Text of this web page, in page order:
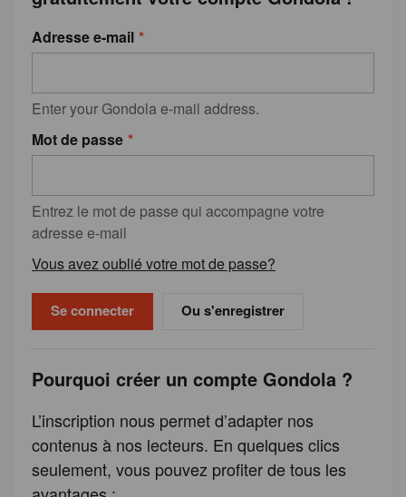
Adresse e-mail
Enter your Gondola e-mail address.
Mot de passe
Entrez le mot de passe qui accompagne votre
adresse e-mail
Vous avez oublié votre mot de passe?
Ou s'enregistrer
Pourquoi créer un compte Gondola ?
L’inscription nous permet d’adapter nos
contenus à nos lecteurs. En quelques clics
seulement, vous pouvez profiter de tous les